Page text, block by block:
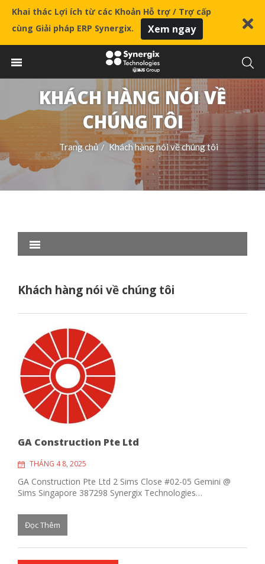
Khai thác Lợi ích từ các Khoản Hỗ trợ / Trợ cấp
cùng Giải pháp ERP Synergix.
Xem ngay
KHÁCH HÀNG NÓI VỀ
CHÚNG TÔI
Trang chủ / Khách hàng nói về chúng tôi
Khách hàng nói về chúng tôi
GA Construction Pte Ltd
THÁNG 4 8, 2025
GA Construction Pte Ltd 2 Sims Close #02-05 Gemini @
Sims Singapore 387298 Synergix Technologies…
Đọc Thêm